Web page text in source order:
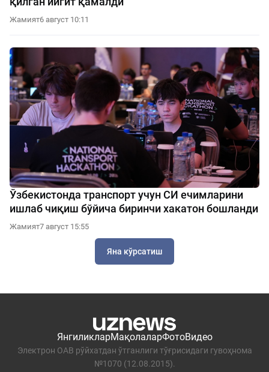
Жамият6 август 10:11
Ўзбекистонда транспорт учун СИ ечимларини
ишлаб чиқиш бўйича биринчи хакатон бошланди
Жамият7 август 15:55
Яна кўрсатиш
ЯнгиликларМақолаларФотоВидео
Электрон ОАВ рўйхатдан ўтганлиги тўғрисидаги гувоҳнома
№1070 (12.08.2015).